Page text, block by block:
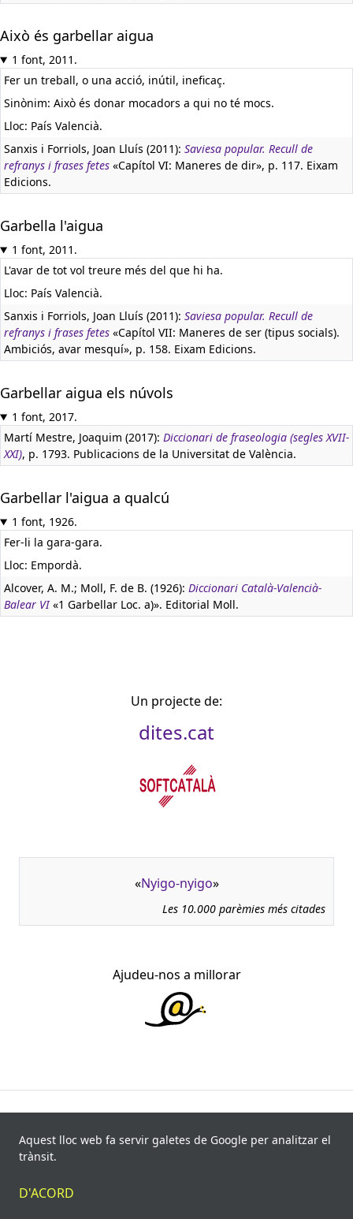
Això és garbellar aigua
1 font, 2011.
Fer un treball, o una acció, inútil, ineficaç.
Sinònim: Això és donar mocadors a qui no té mocs.
Lloc: País Valencià.
Sanxis i Forriols, Joan Lluís (2011): Saviesa popular. Recull de
refranys i frases fetes «Capítol VI: Maneres de dir», p. 117. Eixam
Edicions.
Garbella l'aigua
1 font, 2011.
L'avar de tot vol treure més del que hi ha.
Lloc: País Valencià.
Sanxis i Forriols, Joan Lluís (2011): Saviesa popular. Recull de
refranys i frases fetes «Capítol VII: Maneres de ser (tipus socials).
Ambiciós, avar mesquí», p. 158. Eixam Edicions.
Garbellar aigua els núvols
1 font, 2017.
Martí Mestre, Joaquim (2017): Diccionari de fraseologia (segles XVII-
XXI), p. 1793. Publicacions de la Universitat de València.
Garbellar l'aigua a qualcú
1 font, 1926.
Fer-li la gara-gara.
Lloc: Empordà.
Alcover, A. M.; Moll, F. de B. (1926): Diccionari Català-Valencià-
Balear VI«1 Garbellar Loc. a)». Editorial Moll.
Un projecte de:
dites.cat
«Nyigo-nyigo»
Les 10.000 parèmies més citades
Ajudeu-nos a millorar
recollides de 840 fonts i 8.113 informants. Última
Aquest lloc web fa servir galetes de Google per analitzar el
trànsit.
D'ACORD